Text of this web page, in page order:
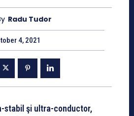
Radu Tudor
4, 2021
stabil şi ultra-conductor,